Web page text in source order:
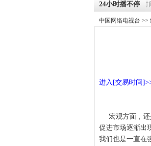
24小时播不停
20120125 祝福2012-超级魔术师 5 《第一时间
中国网络电视台 >>
进入[交易时间
宏观方面，还
促进市场逐渐出
我们也是一直在